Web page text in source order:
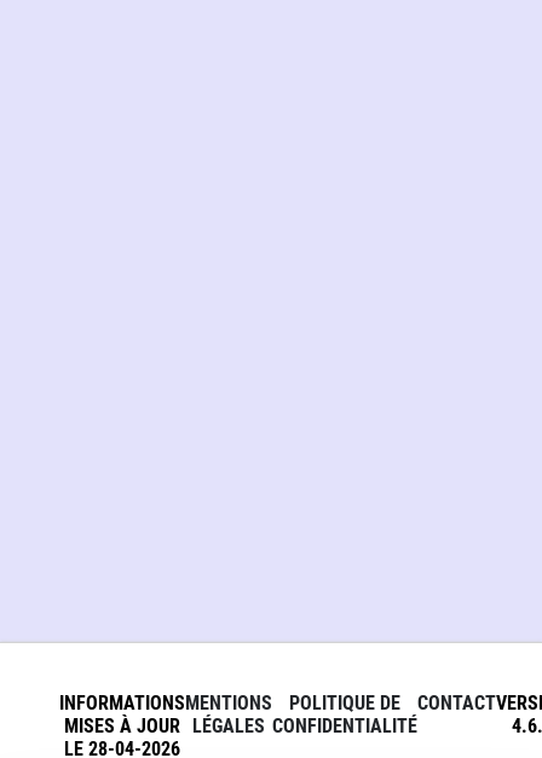
INFORMATIONS
MISES À JOUR
LE 28-04-2026
MENTIONS
LÉGALES
POLITIQUE DE
CONFIDENTIALITÉ
CONTACT